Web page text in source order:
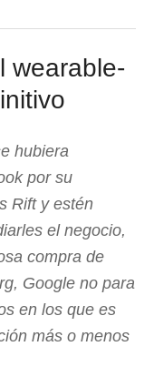
wearable-
hubiera
por su
Rift y estén
el negocio,
compra de
Google no para
en los que es
más o menos